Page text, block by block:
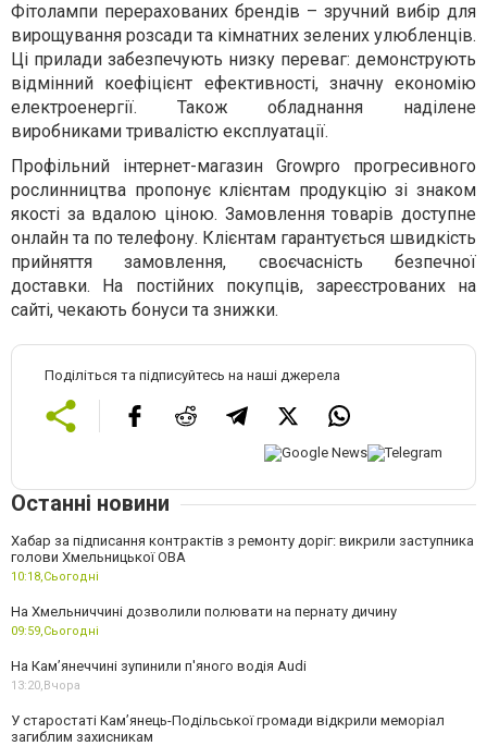
Фітолампи перерахованих брендів – зручний вибір для
вирощування розсади та кімнатних зелених улюбленців.
Ці прилади забезпечують низку переваг: демонструють
відмінний коефіцієнт ефективності, значну економію
електроенергії. Також обладнання наділене
виробниками тривалістю експлуатації.
Профільний інтернет-магазин Growpro прогресивного
рослинництва пропонує клієнтам продукцію зі знаком
якості за вдалою ціною. Замовлення товарів доступне
онлайн та по телефону. Клієнтам гарантується швидкість
прийняття замовлення, своєчасність безпечної
доставки. На постійних покупців, зареєстрованих на
сайті, чекають бонуси та знижки.
Поділіться та підписуйтесь на наші джерела
Останні новини
Хабар за підписання контрактів з ремонту доріг: викрили заступника
голови Хмельницької ОВА
10:18,Сьогодні
На Хмельниччині дозволили полювати на пернату дичину
09:59,Сьогодні
На Камʼянеччині зупинили п'яного водія Audi
13:20,Вчора
У старостаті Кам’янець-Подільської громади відкрили меморіал
загиблим захисникам